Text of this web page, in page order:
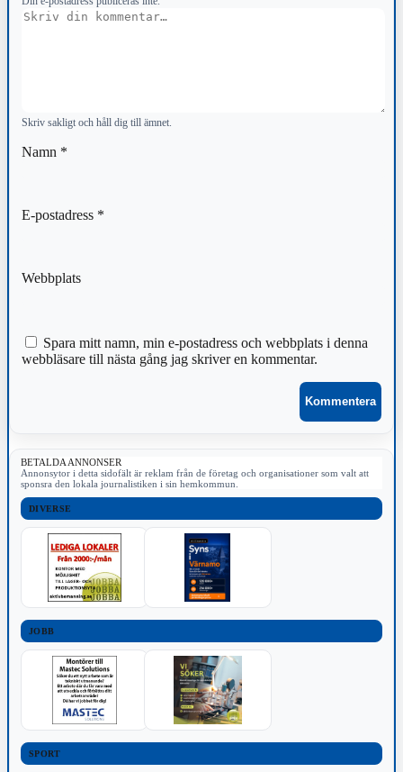
Kommentar
Skriv sakligt och håll dig till ämnet.
Namn *
E-postadress *
Webbplats
Spara mitt namn, min e-postadress och webbplats i denna
webbläsare till nästa gång jag skriver en kommentar.
BETALDA ANNONSER
Annonsytor i detta sidofält är reklam från de företag och organisationer som valt att
sponsra den lokala journalistiken i sin hemkommun.
DIVERSE
JOBB
SPORT